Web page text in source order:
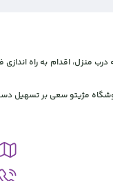
کارخانه به درب منزل، اقدام به
مژیتو سعی بر تسهیل